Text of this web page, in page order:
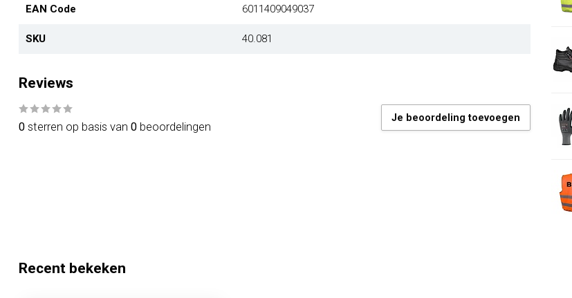
EAN Code 6011409049037
SKU 40.081
Reviews
0 sterren op basis van 0 beoordelingen
Je beoordeling toevoegen
Recent bekeken